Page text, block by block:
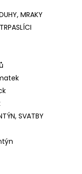
MRAKY
SVATBY